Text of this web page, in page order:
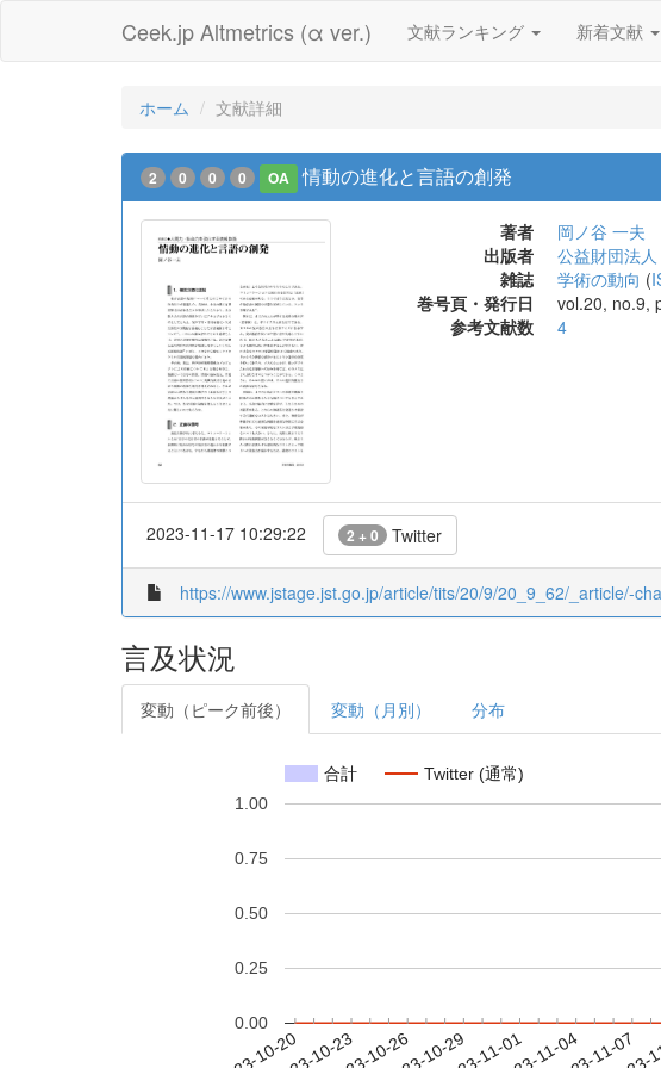
Ceek.jp Altmetrics (α ver.) 文献ランキング 新着文献
ホーム 文献詳細
2 0 0 0 OA 情動の進化と言語の創発
著者
岡ノ谷 一夫
出版者
公益財団法
雑誌
学術の動向 (
巻号頁・発行日
vol.20, no.9,
参考文献数
4
2023-11-17 10:29:22 2 + 0 Twitter
https://www.jstage.jst.go.jp/article/tits/20/9/20_9_62/_article/-
言及状況
変動（ピーク前後） 変動（月別） 分布
合計 Twitter (通常)
0.00
0.25
0.50
0.75
1.00